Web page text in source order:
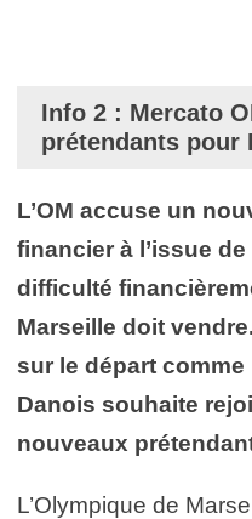
Info 2 : Mercato
prétendants pour
L’OM accuse un
financier à l’issue
difficulté
Marseille doit
sur le départ
Danois souhaite
nouveaux
L’Olympique de